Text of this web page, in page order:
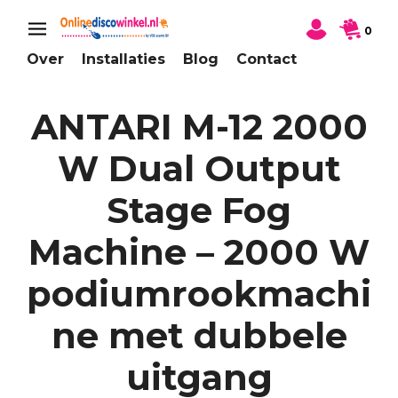
Over Installaties Blog Contact
0
ANTARI M-12 2000
W Dual Output
Stage Fog
Machine – 2000 W
podiumrookmachi
ne met dubbele
uitgang